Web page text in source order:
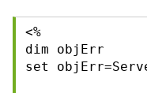
<%
dim objErr
set